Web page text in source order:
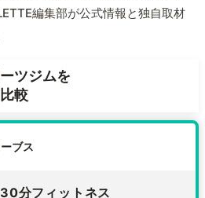
編集部が公式情報と独自取材
ツジムを
較
ブス
分フィットネス